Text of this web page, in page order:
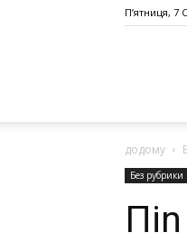
П’ятниця, 7
додому
Без рубрики